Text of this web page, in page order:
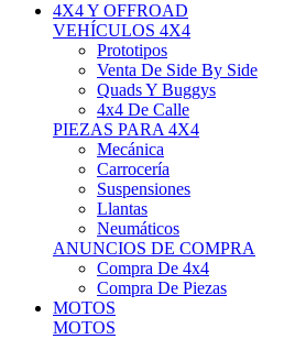
Prototipos
Venta De Side By Side
Quads Y Buggys
4x4 De Calle
PIEZAS PARA 4X4
Mecánica
Carrocería
Suspensiones
Llantas
Neumáticos
ANUNCIOS DE COMPRA
Compra De 4x4
Compra De Piezas
MOTOS
MOTOS
Motos De Circuito